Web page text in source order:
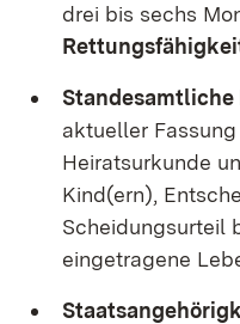
drei bis sechs
Standesamtliche
aktueller
Heiratsurkunde
Kind(ern),
Scheidungsurteil
eingetragene